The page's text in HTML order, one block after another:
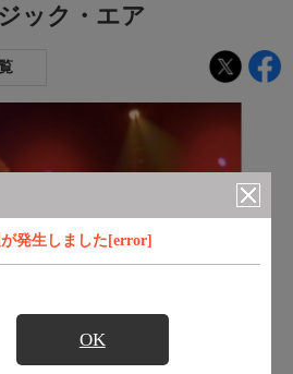
発生しました[error]
OK
ック・エア